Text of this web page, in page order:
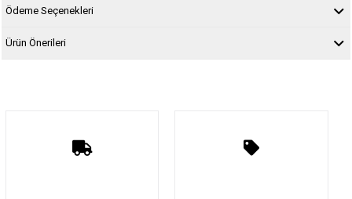
Ödeme Seçenekleri
Ürün Önerileri